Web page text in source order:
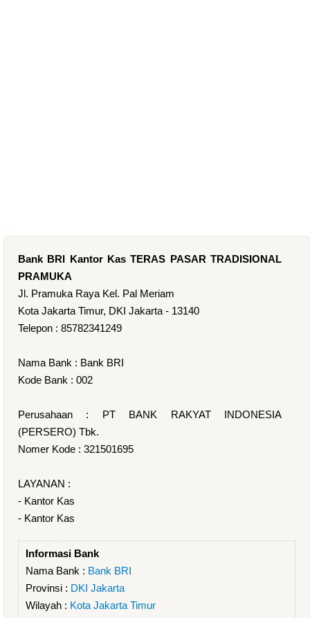
Bank BRI Kantor Kas TERAS PASAR TRADISIONAL
PRAMUKA
Jl. Pramuka Raya Kel. Pal Meriam
Kota Jakarta Timur, DKI Jakarta - 13140
Telepon : 85782341249
Nama Bank : Bank BRI
Kode Bank : 002
Perusahaan : PT BANK RAKYAT INDONESIA
(PERSERO) Tbk.
Nomer Kode : 321501695
LAYANAN :
- Kantor Kas
- Kantor Kas
Informasi Bank
Nama Bank : Bank BRI
Provinsi : DKI Jakarta
Wilayah : Kota Jakarta Timur